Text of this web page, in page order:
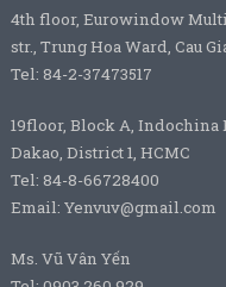
4th floor, Eurowindow
str., Trung Hoa Ward, Cau
Tel: 84-2-37473517
19floor, Block A, Indochina
Dakao, District 1, HCMC
Tel: 84-8-66728400
Email: Yenvuv@gmail.com
Ms. Vũ Vân Yến